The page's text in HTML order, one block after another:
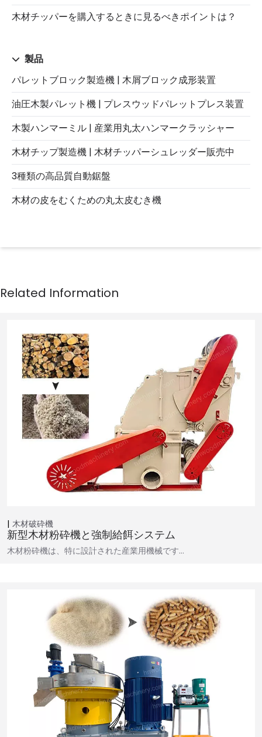
木材チッパーを購入するときに見るべきポイントは？
製品
パレットブロック製造機 | 木屑ブロック成形装置
油圧木製パレット機 | プレスウッドパレットプレス装置
木製ハンマーミル | 産業用丸太ハンマークラッシャー
木材チップ製造機 | 木材チッパーシュレッダー販売中
3種類の高品質自動鋸盤
木材の皮をむくための丸太皮むき機
木材破砕機
新型木材粉砕機と強制給餌システム
木材粉砕機は、特に設計された産業用機械です…